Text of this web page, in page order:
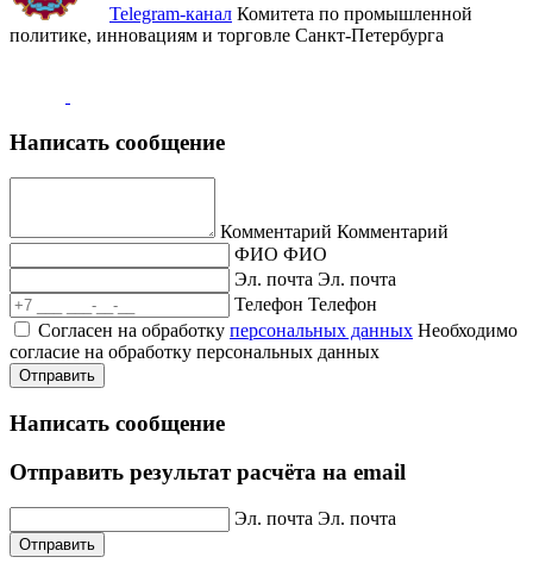
Telegram-канал Комитета по промышленной
политике, инновациям и торговле Санкт-Петербурга
Написать сообщение
Комментарий Комментарий
ФИО ФИО
Эл. почта Эл. почта
Телефон Телефон
Согласен на обработку персональных данных Необходимо
согласие на обработку персональных данных
Отправить
Написать сообщение
Отправить результат расчёта на email
Эл. почта Эл. почта
Отправить